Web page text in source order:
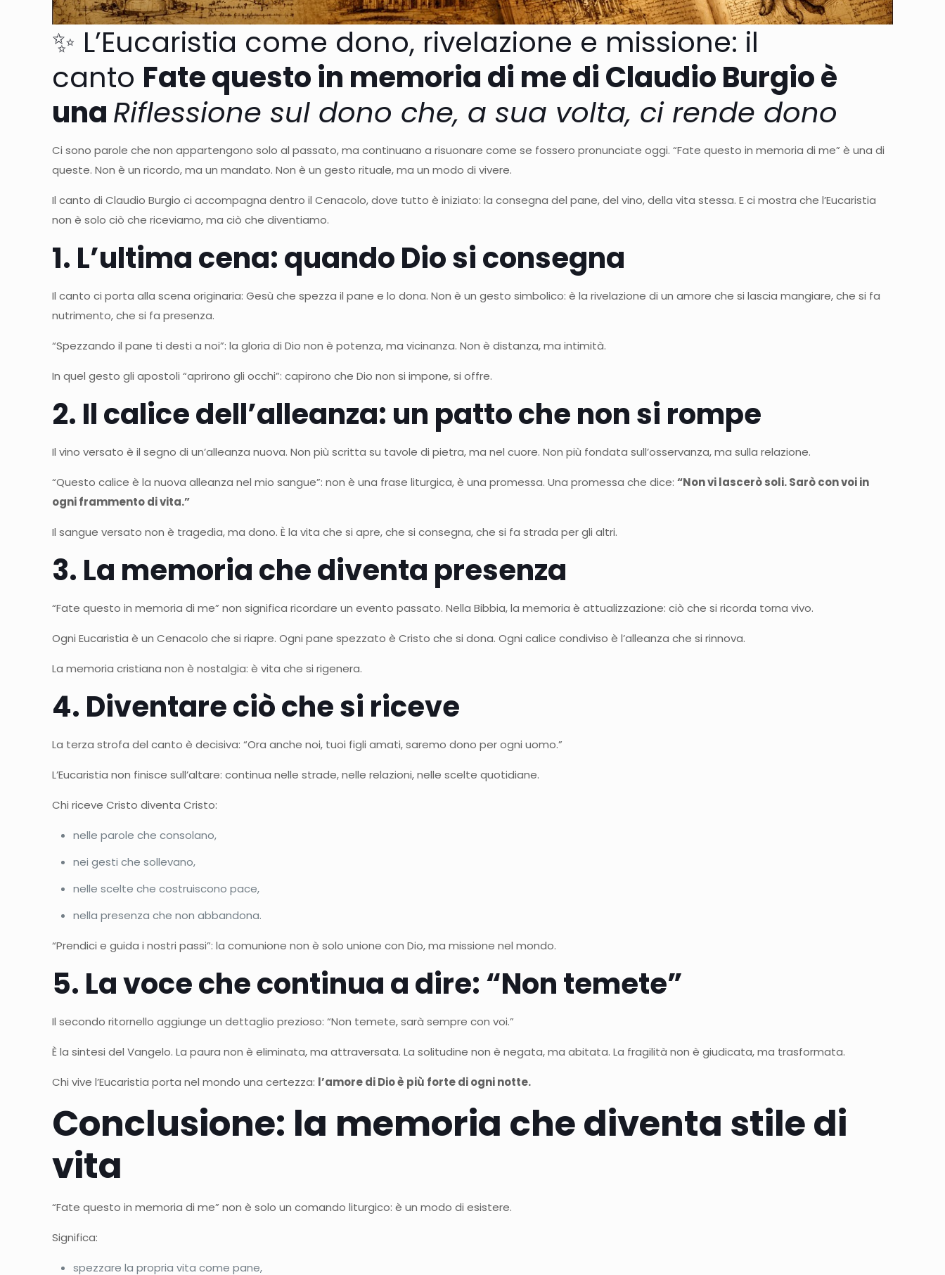
✨ L’Eucaristia come dono, rivelazione e missione: il
canto Fate questo in memoria di me di Claudio Burgio è
unaRiflessione sul dono che, a sua volta, ci rende dono
Ci sono parole che non appartengono solo al passato, ma continuano a risuonare come se fossero pronunciate oggi. “Fate questo in memoria di me” è una di
queste. Non è un ricordo, ma un mandato. Non è un gesto rituale, ma un modo di vivere.
Il canto di Claudio Burgio ci accompagna dentro il Cenacolo, dove tutto è iniziato: la consegna del pane, del vino, della vita stessa. E ci mostra che l’Eucaristia
non è solo ciò che riceviamo, ma ciò che diventiamo.
1. L’ultima cena: quando Dio si consegna
Il canto ci porta alla scena originaria: Gesù che spezza il pane e lo dona. Non è un gesto simbolico: è la rivelazione di un amore che si lascia mangiare, che si fa
nutrimento, che si fa presenza.
“Spezzando il pane ti desti a noi”: la gloria di Dio non è potenza, ma vicinanza. Non è distanza, ma intimità.
In quel gesto gli apostoli “aprirono gli occhi”: capirono che Dio non si impone, si offre.
2. Il calice dell’alleanza: un patto che non si rompe
Il vino versato è il segno di un’alleanza nuova. Non più scritta su tavole di pietra, ma nel cuore. Non più fondata sull’osservanza, ma sulla relazione.
“Questo calice è la nuova alleanza nel mio sangue”: non è una frase liturgica, è una promessa. Una promessa che dice:“Non vi lascerò soli. Sarò con voi in
ogni frammento di vita.”
Il sangue versato non è tragedia, ma dono. È la vita che si apre, che si consegna, che si fa strada per gli altri.
3. La memoria che diventa presenza
“Fate questo in memoria di me” non significa ricordare un evento passato. Nella Bibbia, la memoria è attualizzazione: ciò che si ricorda torna vivo.
Ogni Eucaristia è un Cenacolo che si riapre. Ogni pane spezzato è Cristo che si dona. Ogni calice condiviso è l’alleanza che si rinnova.
La memoria cristiana non è nostalgia: è vita che si rigenera.
4. Diventare ciò che si riceve
La terza strofa del canto è decisiva: “Ora anche noi, tuoi figli amati, saremo dono per ogni uomo.”
L’Eucaristia non finisce sull’altare: continua nelle strade, nelle relazioni, nelle scelte quotidiane.
Chi riceve Cristo diventa Cristo:
nelle parole che consolano,
nei gesti che sollevano,
nelle scelte che costruiscono pace,
nella presenza che non abbandona.
“Prendici e guida i nostri passi”: la comunione non è solo unione con Dio, ma missione nel mondo.
5. La voce che continua a dire: “Non temete”
Il secondo ritornello aggiunge un dettaglio prezioso: “Non temete, sarà sempre con voi.”
È la sintesi del Vangelo. La paura non è eliminata, ma attraversata. La solitudine non è negata, ma abitata. La fragilità non è giudicata, ma trasformata.
Chi vive l’Eucaristia porta nel mondo una certezza: l’amore di Dio è più forte di ogni notte.
Conclusione: la memoria che diventa stile di
vita
“Fate questo in memoria di me” non è solo un comando liturgico: è un modo di esistere.
Significa:
spezzare la propria vita come pane,